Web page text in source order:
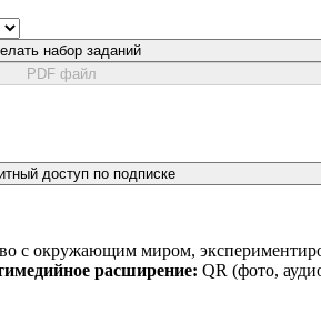
набор заданий
PDF файл
доступ по подписке
с окружающим миром,
расширение: QR (фото,